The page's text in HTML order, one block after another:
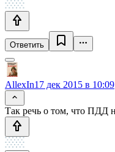
Ответить
AllexIn17 дек 2015 в 10:09
Так речь о том, что ПДД